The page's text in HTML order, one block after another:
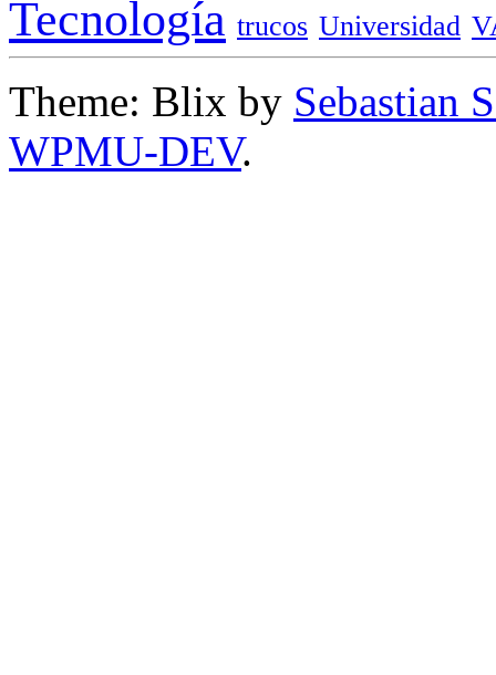
Tecnología trucos Universidad
Theme: Blix by Sebastian
WPMU-DEV.